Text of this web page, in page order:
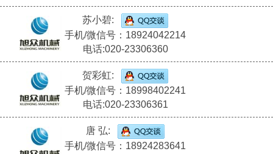
苏小碧:
手机/微信号：18924042214
电话:020-23306360
贺彩虹:
手机/微信号：18998402241
电话:020-23306361
唐 弘:
手机/微信号：18924283641